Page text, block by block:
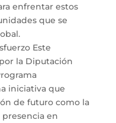
enfrentar estos
que se
Este
la Diputación
iniciativa que
de futuro como la
en